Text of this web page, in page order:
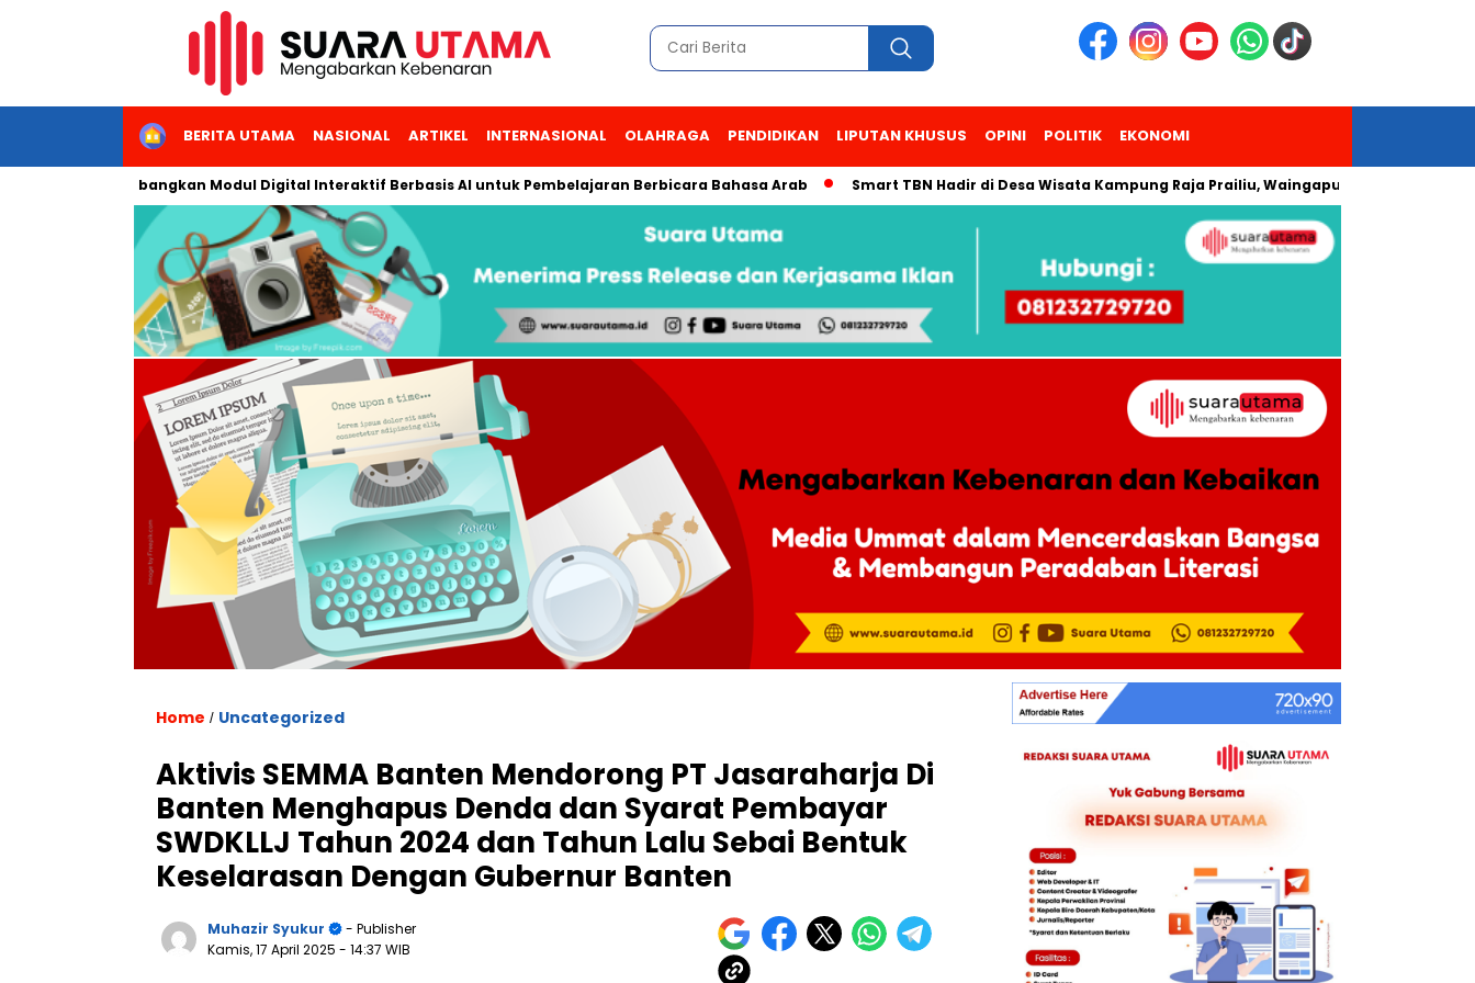
HOMEBERITA UTAMA NASIONAL ARTIKEL INTERNASIONAL OLAHRAGA PENDIDIKAN LIPUTAN KHUSUS OPINI POLITIK EKONOMI
Kembangkan Modul Digital Interaktif Berbasis AI untuk Pembelajaran Berbicara Bahasa Arab Smart TBN Hadir di Desa Wisata Kampung Raja Prailiu, Waingapu! Dua Pendaki
Home / Uncategorized
Aktivis SEMMA Banten Mendorong PT Jasaraharja Di
Banten Menghapus Denda dan Syarat Pembayar
SWDKLLJ Tahun 2024 dan Tahun Lalu Sebai Bentuk
Keselarasan Dengan Gubernur Banten
Muhazir Syukur
- Publisher
Kamis, 17 April 2025 - 14:37 WIB